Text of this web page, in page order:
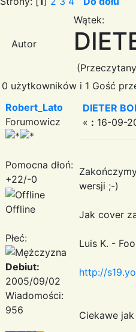
Autor
Wątek:
0 użytkowników i 1 Gość
Robert_Lato
Forumowicz
Pomocna dłoń:
+22/-0
Offline
Płeć:
Debiut:
2005/09/02
Wiadomości:
956
DIETER
« : 16-09-
wersji ;-)
Jak cover
Luis K. -
http://
Ciekawe